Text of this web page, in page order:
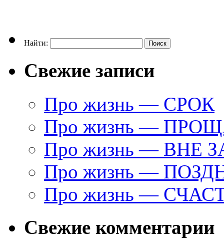
Найти:
Свежие записи
Про жизнь — СРОК
Про жизнь —
Про жизнь — ВНЕ
Про жизнь —
Про жизнь —
Свежие комментарии